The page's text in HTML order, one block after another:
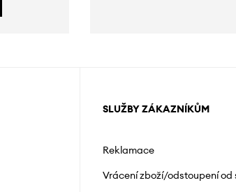
SLUŽBY ZÁKAZNÍKŮM
Reklamace
Vrácení zboží/odstoupení od